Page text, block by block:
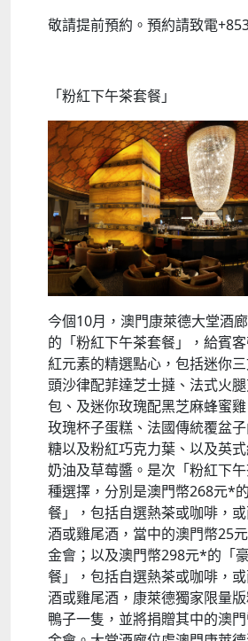
敬請提前預約。預約請致電
「粉紅下午茶套餐」
今個10月，澳門康萊德大堂酒
的「粉紅下午茶套餐」，給賓
紅元素的精選點心，包括迷你
頭沙律配菲達芝士撻、法式火
包、及迷你玫瑰配黑芝麻蜂蜜
玫瑰杯子蛋糕、法國傳統覆盆
糖以及粉紅巧克力葉、以及英
奶油及草莓醬。是次「粉紅下
種選擇，分別是澳門幣268元*
餐」，包括自選熱茶或咖啡，
酒或雞尾酒，當中的澳門幣25
金會；以及澳門幣298元*的「
餐」，包括自選熱茶或咖啡，
酒或雞尾酒，康萊德獨家限量
鴨子一隻，並將捐贈其中的澳